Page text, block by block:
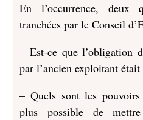
En l’occurrence, deux
tranchées par le Conseil
– Est-ce que l’obligation
par l’ancien exploitant
– Quels sont les pouvoirs
plus possible de